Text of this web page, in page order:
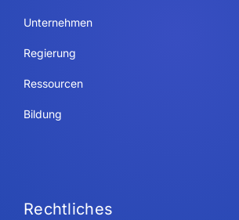
Unternehmen
Regierung
Ressourcen
Bildung
Rechtliches